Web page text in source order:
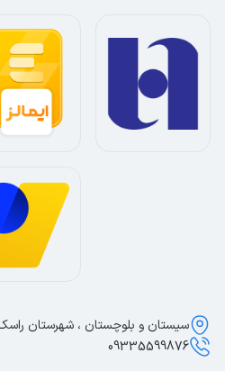
سیستان و بلوچستان ، شهرستان راسک
09335599876